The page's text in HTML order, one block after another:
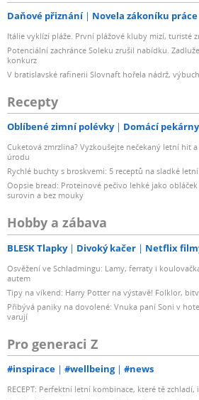
Daňové přiznání Novela zákoníku práce
Itálie vyklízí pláže. První plážové kluby mizí, turisté
Potenciální zachránce Soleku zrušil nabídku.
konkurz
V bratislavské rafinerii Slovnaft hořela nádrž,
Recepty
Oblíbené zimní polévky Domácí pekárny
Cuketová zmrzlina? Vyzkoušejte nečekaný letní hit
úrodu
Rychlé buchty s broskvemi: 5 receptů na sladké
Oopsie bread: Proteinové pečivo lehké jako
surovin a bez mouky
Hobby a zábava
BLESK Tlapky Divoký kačer Netflix
Osvěžení ve Schladmingu: Lamy, ferraty i
autem
Tipy na víkend: Harry Potter na výstavě! Folklor,
Přibývá paniky na dovolené: Vnuka paní Soni v
varují
Pro generaci Z
#inspirace #wellbeing #news
RECEPT: Perfektní letní kombinace, které tě